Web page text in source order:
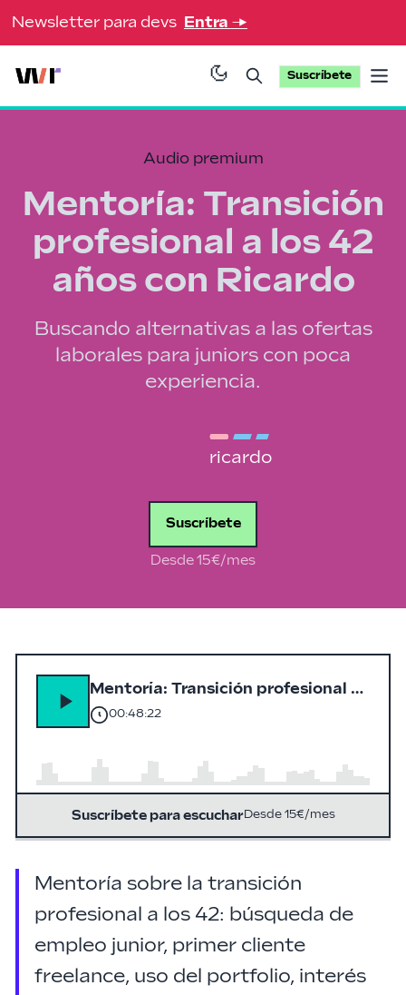
Newsletter para devs Entra →
Suscríbete
Audio premium
Mentoría: Transición
profesional a los 42
años con Ricardo
Buscando alternativas a las ofertas
laborales para juniors con poca
experiencia.
ricardo
Suscríbete
Desde 15€/mes
Mentoría: Transición profesional a los 42 años con Ricardo
00:48:22
Suscríbete para escucharDesde 15€/mes
Mentoría sobre la transición
profesional a los 42: búsqueda de
empleo junior, primer cliente
freelance, uso del portfolio, interés